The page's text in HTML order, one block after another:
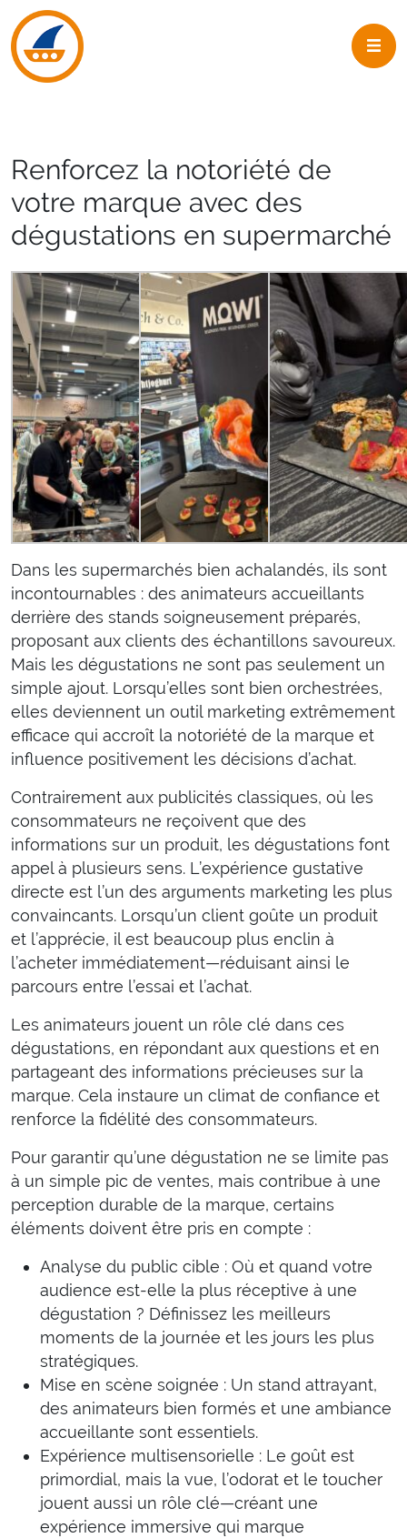
Skip to navigation
Skip to main content
Renforcez la notoriété de
votre marque avec des
dégustations en supermarché
Dans les supermarchés bien achalandés, ils sont
incontournables : des animateurs accueillants
derrière des stands soigneusement préparés,
proposant aux clients des échantillons savoureux.
Mais les dégustations ne sont pas seulement un
simple ajout. Lorsqu’elles sont bien orchestrées,
elles deviennent un outil marketing extrêmement
efficace qui accroît la notoriété de la marque et
influence positivement les décisions d’achat.
Contrairement aux publicités classiques, où les
consommateurs ne reçoivent que des
informations sur un produit, les dégustations font
appel à plusieurs sens. L’expérience gustative
directe est l’un des arguments marketing les plus
convaincants. Lorsqu’un client goûte un produit
et l’apprécie, il est beaucoup plus enclin à
l’acheter immédiatement—réduisant ainsi le
parcours entre l’essai et l’achat.
Les animateurs jouent un rôle clé dans ces
dégustations, en répondant aux questions et en
partageant des informations précieuses sur la
marque. Cela instaure un climat de confiance et
renforce la fidélité des consommateurs.
Pour garantir qu’une dégustation ne se limite pas
à un simple pic de ventes, mais contribue à une
perception durable de la marque, certains
éléments doivent être pris en compte :
Analyse du public cible : Où et quand votre
audience est-elle la plus réceptive à une
dégustation ? Définissez les meilleurs
moments de la journée et les jours les plus
stratégiques.
Mise en scène soignée : Un stand attrayant,
des animateurs bien formés et une ambiance
accueillante sont essentiels.
Expérience multisensorielle : Le goût est
primordial, mais la vue, l’odorat et le toucher
jouent aussi un rôle clé—créant une
expérience immersive qui marque